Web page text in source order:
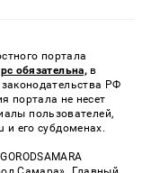
портала
обязательна, в
РФ
портала не несет
пользователей,
и его субдоменах.